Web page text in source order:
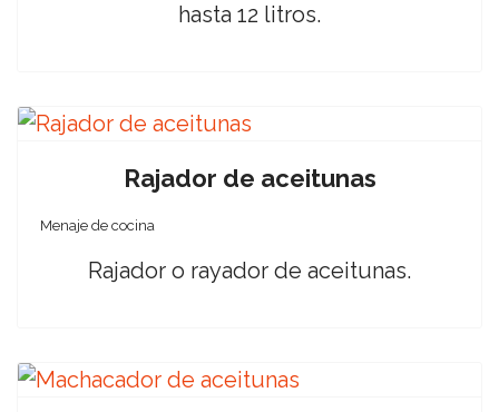
hasta 12 litros.
Rajador de aceitunas
Menaje de cocina
Rajador o rayador de aceitunas.